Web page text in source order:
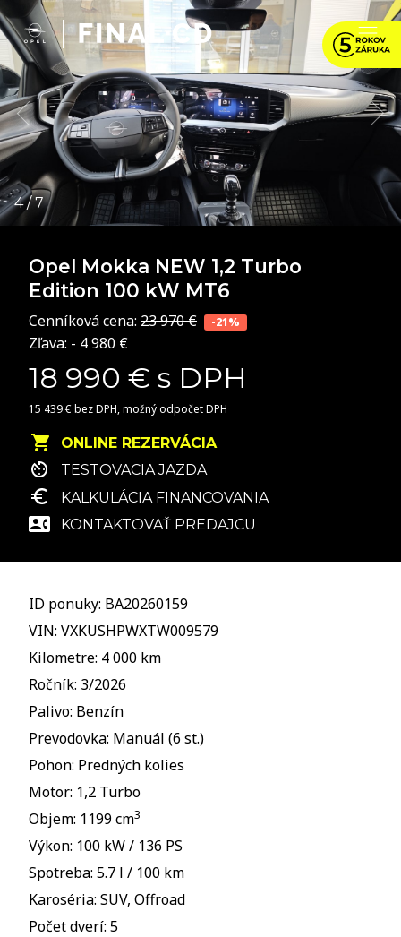
Opel Mokka NEW 1,2 Turbo
Edition 100 kW MT6
Cenníková cena: 23 970 € -21%
Zľava: - 4 980 €
18 990 € s DPH
15 439 € bez DPH, možný odpočet DPH
ONLINE REZERVÁCIA
TESTOVACIA JAZDA
KALKULÁCIA FINANCOVANIA
KONTAKTOVAŤ PREDAJCU
ID ponuky: BA20260159
VIN: VXKUSHPWXTW009579
Kilometre: 4 000 km
Ročník: 3/2026
Palivo: Benzín
Prevodovka: Manuál (6 st.)
Pohon: Predných kolies
Motor: 1,2 Turbo
Objem: 1199 cm3
Výkon: 100 kW / 136 PS
Spotreba: 5.7 l / 100 km
Karoséria: SUV, Offroad
Počet dverí: 5